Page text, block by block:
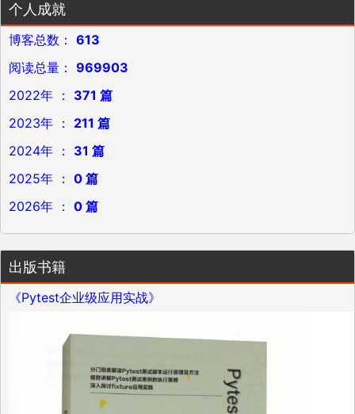
个人成就
博客总数： 613
阅读总量： 969903
2022年 ： 371 篇
2023年 ： 211 篇
2024年 ： 31 篇
2025年 ： 0 篇
2026年 ： 0 篇
出版书籍
《Pytest企业级应用实战》